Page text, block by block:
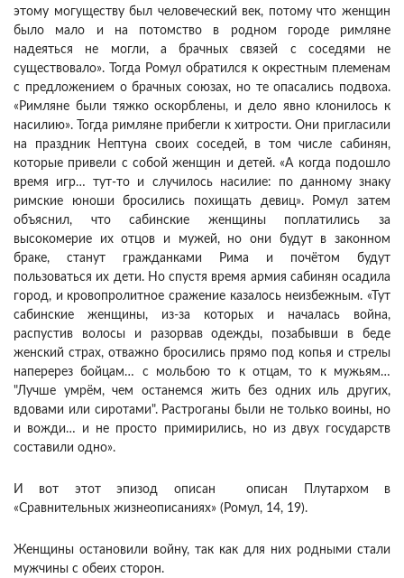
этому могуществу был человеческий век, потому что женщин
было мало и на потомство в родном городе римляне
надеяться не могли, а брачных связей с соседями не
существовало». Тогда Ромул обратился к окрестным племенам
с предложением о брачных союзах, но те опасались подвоха.
«Римляне были тяжко оскорблены, и дело явно клонилось к
насилию». Тогда римляне прибегли к хитрости. Они пригласили
на праздник Нептуна своих соседей, в том числе сабинян,
которые привели с собой женщин и детей. «А когда подошло
время игр… тут-то и случилось насилие: по данному знаку
римские юноши бросились похищать девиц». Ромул затем
объяснил, что сабинские женщины поплатились за
высокомерие их отцов и мужей, но они будут в законном
браке, станут гражданками Рима и почётом будут
пользоваться их дети. Но спустя время армия сабинян осадила
город, и кровопролитное сражение казалось неизбежным. «Тут
сабинские женщины, из-за которых и началась война,
распустив волосы и разорвав одежды, позабывши в беде
женский страх, отважно бросились прямо под копья и стрелы
наперерез бойцам… с мольбою то к отцам, то к мужьям…
"Лучше умрём, чем останемся жить без одних иль других,
вдовами или сиротами". Растроганы были не только воины, но
и вожди… и не просто примирились, но из двух государств
составили одно».
И вот этот эпизод описан описан Плутархом в
«Сравнительных жизнеописаниях» (Ромул, 14, 19).
Женщины остановили войну, так как для них родными стали
мужчины с обеих сторон.